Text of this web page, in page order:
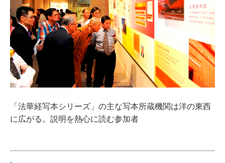
「法華経写本シリーズ」の主な写本所蔵機関は洋の東西
に広がる。説明を熱心に読む参加者